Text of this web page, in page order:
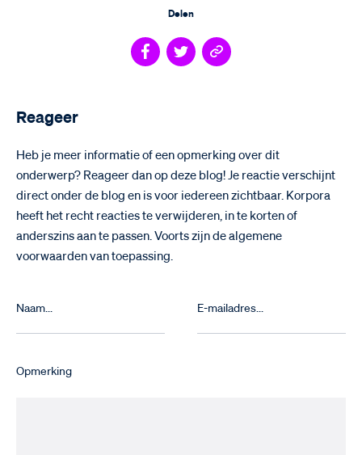
Delen
Reageer
Heb je meer informatie of een opmerking over dit
onderwerp? Reageer dan op deze blog! Je reactie verschijnt
direct onder de blog en is voor iedereen zichtbaar. Korpora
heeft het recht reacties te verwijderen, in te korten of
anderszins aan te passen. Voorts zijn de algemene
voorwaarden van toepassing.
Opmerking